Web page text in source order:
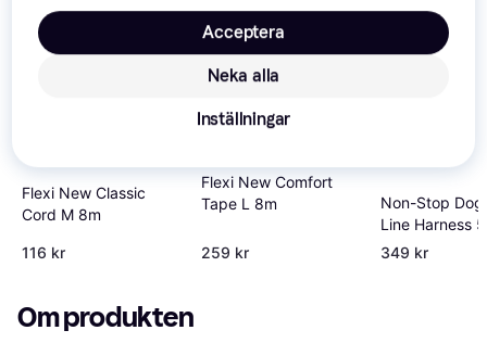
Trendande
Flexi New Classic
Cord M 8m
116 kr
Trendande
Flexi New Comfort
Tape L 8m
259 kr
Non-Stop
Line Harness
349 kr
Om produkten
Neka alla
Acceptera
Inställningar